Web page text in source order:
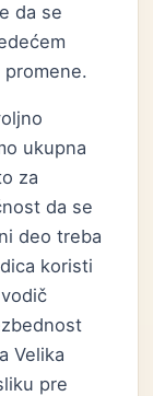
da se
ukupna
za
da se
deo treba
koristi
Velika
pre